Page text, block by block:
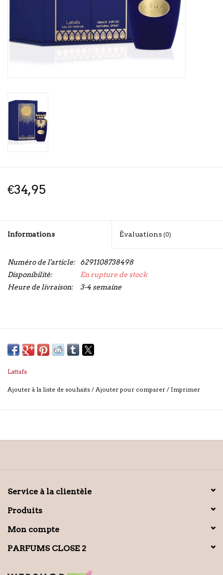
€34,95
Informations Évaluations (0)
Numéro de l'article:
6291108738498
Disponibilité:
En rupture de stock
Heure de livraison:
3-4 semaine
Lattafa
Ajouter à la liste de souhaits / Ajouter pour comparer / Imprimer
Service à la clientèle
Produits
Mon compte
PARFUMS CLOSE 2